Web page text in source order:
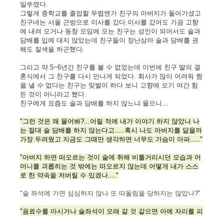
일쑤였다.
그렇게 중학교를 졸업할 무렵엔가 친구의 아버지가 돌아가셨고
친구네는 서울 근방으로 이사를 갔다.이사를 갔어도 가끔 고향
에 내려 오거나 동창 모임에 오는 친구는 성인이 되어서도 술과
담배를 입에 대지 않았는데 친구들이 장난삼아 술과 담배를 권
해도 질색을 하곤했다.
그리고 약 5~6년간 친구를 볼 수 없었는데 이번에 친구 딸의 결
혼식에서 그 친구를 다시 만나게 되었다. 회사가 많이 어려워 짬
을 낼 수 없다는 친구는 맞벌이 하다 보니 고향에 오기 여간 힘
든 것이 아니라고 했다.
친구에게 요즘도 술과 담배를 하지 않느냐 물으니...
"그런 것은 왜 물어봐?...어릴 적에 내가 이야기 하지 않았나 나
는 절대 술 담배를 하지 않는다고.....혹시 나도 아버지를 닮을까
가장 두려웠고 지금도 그때만 생각하면 너무도 가슴이 아파....."
"아버지 하면 떠오르는 것이 술에 취해 비틀거리시던 모습과 어
머니를 괴롭히는 것 밖에는 떠오르지 않는데 어떻게 내가 스스
로 한 약속을 저버릴 수 있겠나...."
"술 좌석에 가면 심심하지 않나 또 따돌림을 당하지는 않았나?"
"음료수를 마시거나 술좌석이 오래 갈 것 같으면 아예 자리를 피